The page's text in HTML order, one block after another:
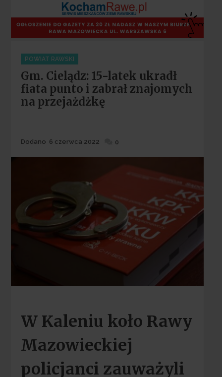
Categories
POWIAT RAWSKI
Gm. Cielądz: 15-latek ukradł
fiata punto i zabrał znajomych
na przejażdżkę
Dodane
Dodano 6 czerwca 2022 0
W Kaleniu koło Rawy
Mazowieckiej
policjanci zauważyli